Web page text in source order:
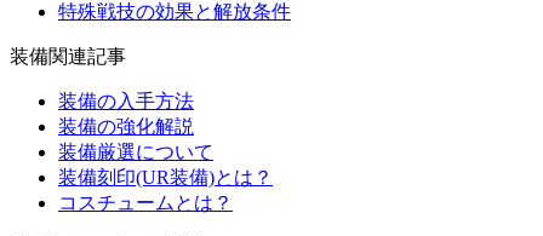
特殊戦技の効果と解放条件
装備関連記事
装備の入手方法
装備の強化解説
装備厳選について
装備刻印(UR装備)とは？
コスチュームとは？